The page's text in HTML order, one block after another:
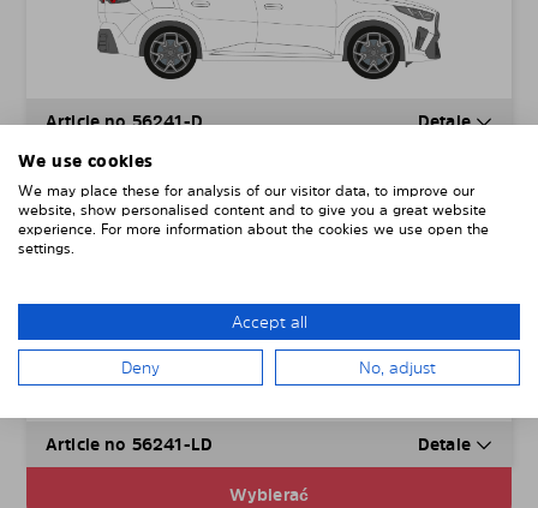
Article no 56241-D Detale
Male szyby drzwi 67,00
Article no 56241-LD Detale
Wybierać
We use cookies
We may place these for analysis of our visitor data, to improve our
website, show personalised content and to give you a great website
experience. For more information about the cookies we use open the
settings.
Accept all
Deny No, adjust